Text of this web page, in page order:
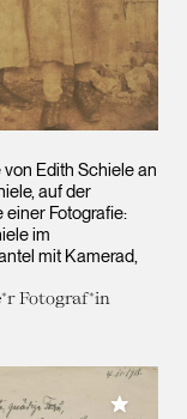
von Edith Schiele an
auf der
einer Fotografie:
im
mit Kamerad,
Fotograf*in
Meiner